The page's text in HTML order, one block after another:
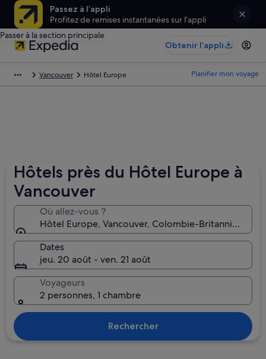
Passez à l’appli
Profitez de remises instantanées sur l’appli
Passer à la section principale
Obtenir l’appli
Vancouver Hôtel Europe Planifier mon voyage
Hôtels près du Hôtel Europe à
Vancouver
Où allez-vous ?
Hôtel Europe, Vancouver, Colombie-Britannique,
Dates
jeu. 20 août - ven. 21 août
Voyageurs
2 personnes, 1 chambre
Rechercher